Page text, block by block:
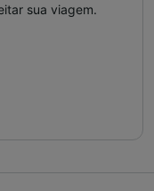
sua viagem.